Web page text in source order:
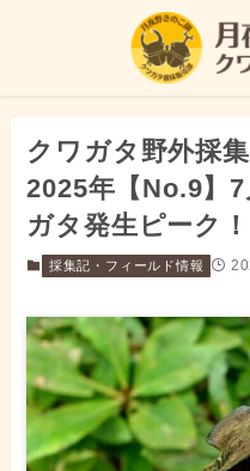
クワガタ野外採
2025年【No.9】
ガタ発生ピーク
採集記・フィールド情報